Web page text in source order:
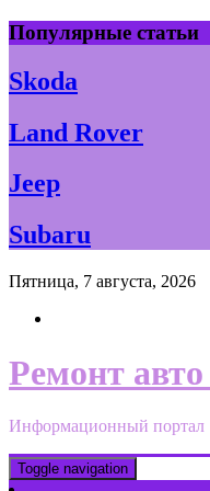
Skip
to
content
Популярные статьи
Skoda
Land Rover
Jeep
Subaru
Пятница, 7 августа, 2026
Ремонт
Информационный портал
Toggle navigation